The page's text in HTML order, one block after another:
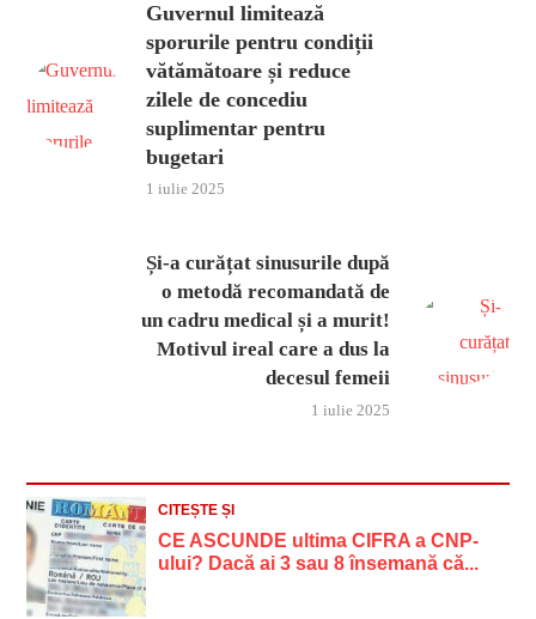
Guvernul limitează
sporurile pentru condiții
vătămătoare și reduce
zilele de concediu
suplimentar pentru
bugetari
1 iulie 2025
Și-a curățat sinusurile după
o metodă recomandată de
un cadru medical și a murit!
Motivul ireal care a dus la
decesul femeii
1 iulie 2025
CITEȘTE ȘI
CE ASCUNDE ultima CIFRA a CNP-
ului? Dacă ai 3 sau 8 însemană că...